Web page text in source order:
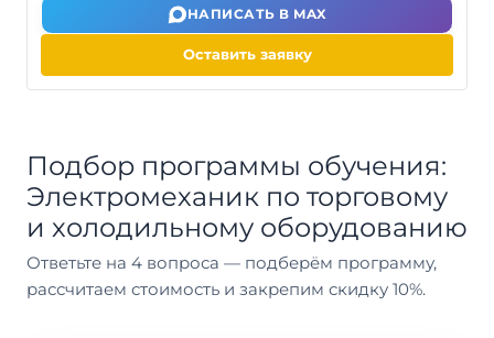
НАПИСАТЬ В MAX
Оставить заявку
Подбор программы обучения:
Электромеханик по торговому
и холодильному оборудованию
Ответьте на 4 вопроса — подберём программу,
рассчитаем стоимость и закрепим скидку 10%.